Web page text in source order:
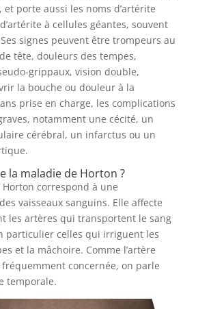
porte aussi les noms d’artérite
à cellules géantes, souvent
signes peuvent être trompeurs au
tête, douleurs des tempes,
grippaux, vision double,
la bouche ou douleur à la
prise en charge, les complications
notamment une cécité, un
cérébral, un infarctus ou un
la maladie de Horton ?
Horton correspond à une
vaisseaux sanguins. Elle affecte
les artères qui transportent le sang
particulier celles qui irriguent les
et la mâchoire. Comme l’artère
concernée, on parle
temporale.